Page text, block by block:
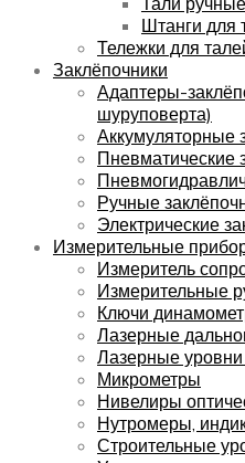
Штанги для
Тележки для
Заклёпочники
Адаптеры-
шуруповерта)
Аккумуляторные
Пневматические
Ручные
Электрические
Измерительные
Измеритель
Измерительные
Ключи
Лазерные
Лазерные
Микрометры
Нивелиры
Нутромеры,
Строительные